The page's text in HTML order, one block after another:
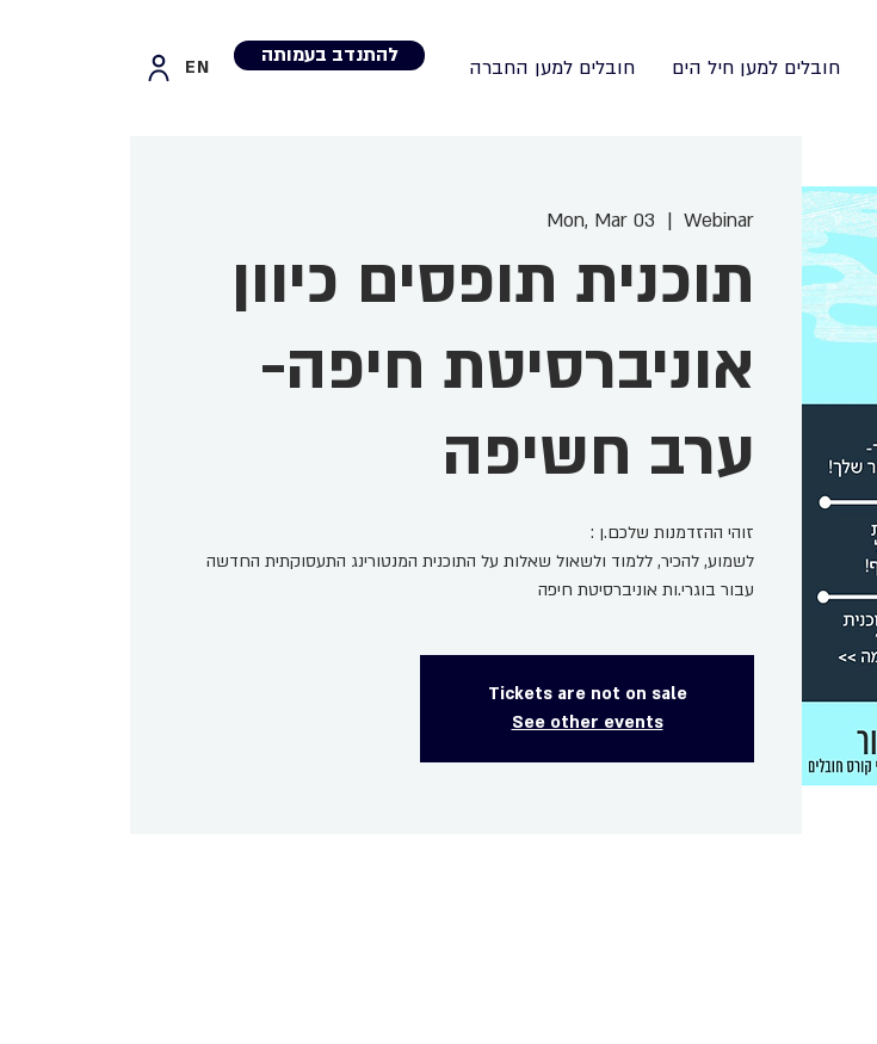
EN להתנדב בעמותה חובלים למען חיל הים חובלים למען החברה
Mon, Mar 03
  |
Webinar
תוכנית תופסים כיוון
אוניברסיטת חיפה-
ערב חשיפה
: זוהי ההזדמנות שלכם.ן
לשמוע, להכיר, ללמוד ולשאול שאלות על התוכנית המנטורינג התעסוקתית החדשה
עבור בוגרי.ות אוניברסיטת חיפה
Tickets are not on sale
See other events